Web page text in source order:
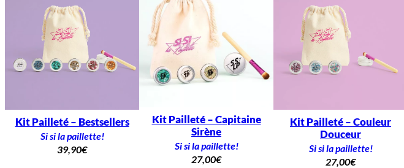
Kit Pailleté – Bestsellers
Si si la paillette!
39,90€
Kit Pailleté – Capitaine
Sirène
Si si la paillette!
27,00€
Kit Pailleté – Couleur
Douceur
Si si la paillette!
27,00€